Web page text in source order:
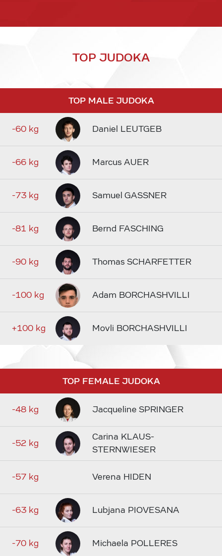
TOP JUDOKA
TOP MALE JUDOKA
-60 kg Daniel LEUTGEB
-66 kg Marcus AUER
-73 kg Samuel GASSNER
-81 kg Bernd FASCHING
-90 kg Thomas SCHARFETTER
-100 kg Adam BORCHASHVILLI
+100 kg Movli BORCHASHVILLI
TOP FEMALE JUDOKA
-48 kg Jacqueline SPRINGER
-52 kg
Carina KLAUS-
STERNWIESER
-57 kg Verena HIDEN
-63 kg Lubjana PIOVESANA
-70 kg Michaela POLLERES